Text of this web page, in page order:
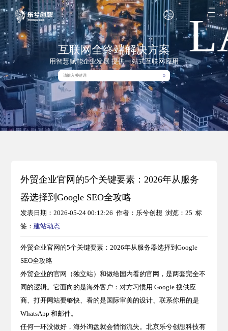
互联网全终端解决方案
用智慧赋能企业发展 提供一站式互联网应用
外贸企业官网的5个关键要素：2026年从服务
器选择到Google SEO全攻略
发表日期：2026-05-24 00:12:26 作者：乐兮创想 浏览：25 标
签：建站动态
外贸企业官网的5个关键要素：2026年从服务器选择到Google
SEO全攻略
外贸企业的官网（独立站）和做给国内看的官网，是两套完全不
同的逻辑。它面向的是海外客户：对方习惯用 Google 搜供应
商、打开网站要够快、看的是国际审美的设计、联系你用的是
WhatsApp 和邮件。
任何一环没做好，海外询盘就会悄悄流失。北京乐兮创想科技有